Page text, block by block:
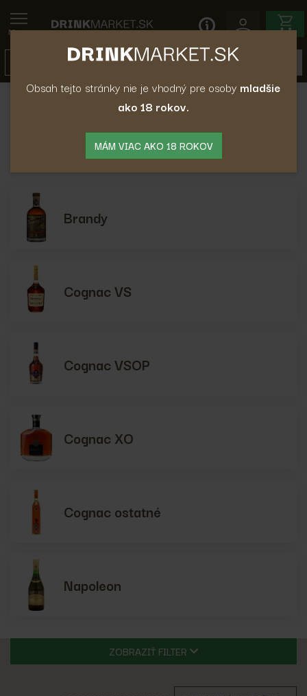
Obsah tejto stránky nie je vhodný pre osoby mladšie
ako 18 rokov.
MÁM VIAC AKO 18 ROKOV
Menu
Brandy a Cognac
Brandy
Cognac VS
Cognac VSOP
Cognac XO
Cognac ostatné
Napoleon
ZOBRAZIŤ FILTER